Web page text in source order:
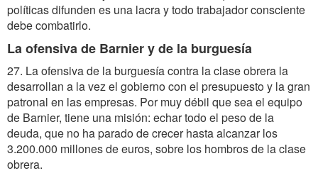
políticas difunden es una lacra y todo trabajador consciente
debe combatirlo.
La ofensiva de Barnier y de la burguesía
27. La ofensiva de la burguesía contra la clase obrera la
desarrollan a la vez el gobierno con el presupuesto y la gran
patronal en las empresas. Por muy débil que sea el equipo
de Barnier, tiene una misión: echar todo el peso de la
deuda, que no ha parado de crecer hasta alcanzar los
3.200.000 millones de euros, sobre los hombros de la clase
obrera.